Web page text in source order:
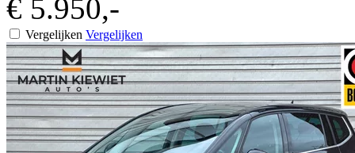
€ 5.950,-
Vergelijken Vergelijken